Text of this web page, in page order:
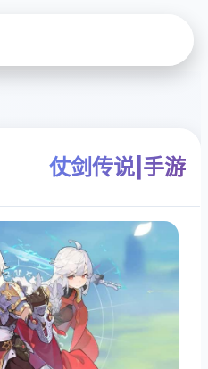
仗剑传说|手游